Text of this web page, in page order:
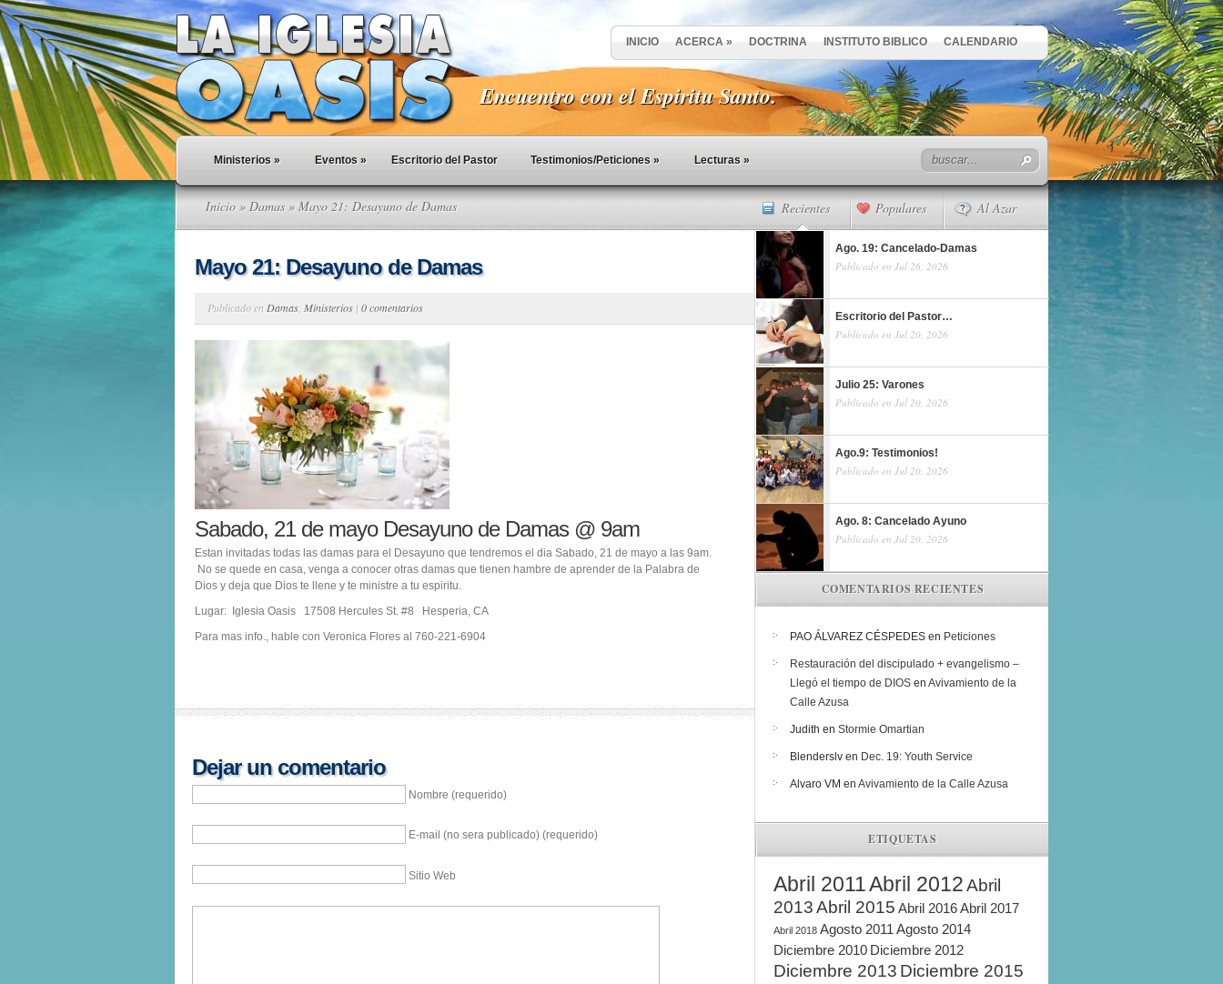
INICIO ACERCA » DOCTRINA INSTITUTO BIBLICO CALENDARIO
Encuentro con el Espiritu Santo.
Ministerios » Eventos » Escritorio del Pastor Testimonios/Peticiones » Lecturas »
Inicio » Damas» Mayo 21: Desayuno de Damas
Mayo 21: Desayuno de Damas
Publicado en Damas Ministerios | 0 comentarios
Sabado, 21 de mayo Desayuno de Damas @ 9am
Estan invitadas todas las damas para el Desayuno que tendremos el dia Sabado, 21 de mayo a las 9am.
No se quede en casa, venga a conocer otras damas que tienen hambre de aprender de la Palabra de
Dios y deja que Dios te llene y te ministre a tu espiritu.
Lugar: Iglesia Oasis 17508 Hercules St. #8 Hesperia, CA
Para mas info., hable con Veronica Flores al 760-221-6904
Dejar un comentario
Nombre (requerido)
E-mail (no sera publicado) (requerido)
Sitio Web
Recientes Populares Al Azar
Ago. 19: Cancelado-Damas
Publicado en Jul 26, 2026
Escritorio del Pastor…
Publicado en Jul 20, 2026
Julio 25: Varones
Publicado en Jul 20, 2026
Ago.9: Testimonios!
Publicado en Jul 20, 2026
Ago. 8: Cancelado Ayuno
Publicado en Jul 20, 2026
COMENTARIOS RECIENTES
PAO ÁLVAREZ CÉSPEDES en Peticiones
Restauración del discipulado + evangelismo –
Llegó el tiempo de DIOS en Avivamiento de la
Calle Azusa
Judith en Stormie Omartian
Blenderslv en Dec. 19: Youth Service
Alvaro VM en Avivamiento de la Calle Azusa
ETIQUETAS
Abril 2011Abril 2012Abril
2013Abril 2015 Abril 2016Abril 2017
Abril 2018 Agosto 2011 Agosto 2014
Diciembre 2010 Diciembre 2012
Diciembre 2013 Diciembre 2015